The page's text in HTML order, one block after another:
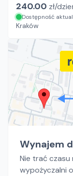
240.00 zł/
Dostępność
Kraków
Wynajem
Nie trać czasu
wypożyczalni